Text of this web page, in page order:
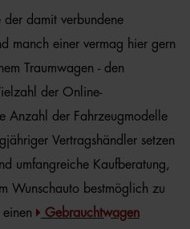
damit verbundene
manch einer vermag hier gern
Traumwagen - den
der Online-
Anzahl der Fahrzeugmodelle
Vertragshändler setzen
umfangreiche Kaufberatung,
Wunschauto bestmöglich zu
einen
Gebrauchtwagen